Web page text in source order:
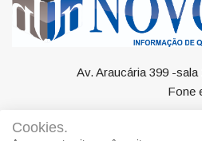
Av. Araucária 399 -
Fone
Cookies.